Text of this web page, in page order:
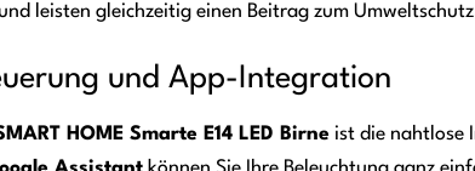
leisten gleichzeitig einen Beitrag zum
und App-Integration
HOME Smarte E14 LED Birne ist die nahtlose